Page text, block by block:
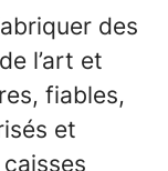
des
l’art et
fiables,
et